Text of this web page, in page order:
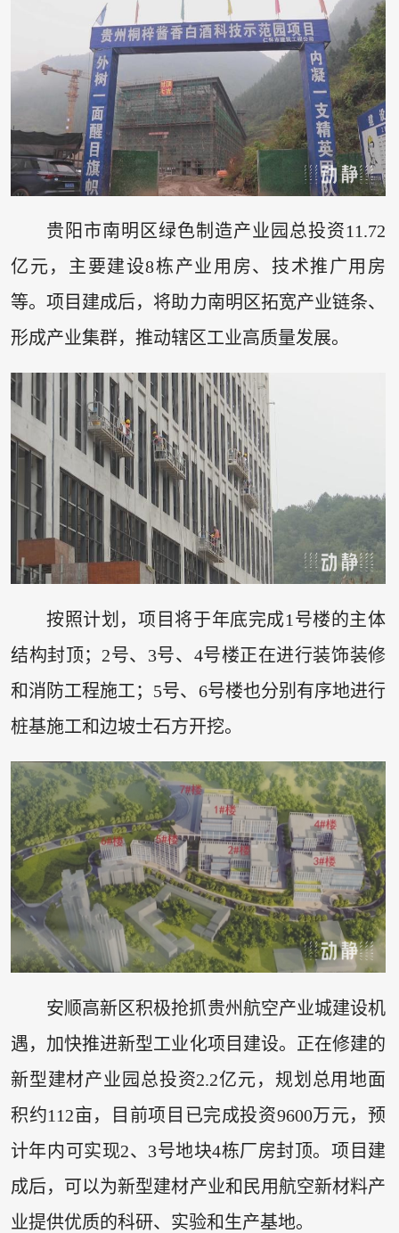
贵阳市南明区绿色制造产业园总投资11.72
亿元，主要建设8栋产业用房、技术推广用房
等。项目建成后，将助力南明区拓宽产业链条、
形成产业集群，推动辖区工业高质量发展。
按照计划，项目将于年底完成1号楼的主体
结构封顶；2号、3号、4号楼正在进行装饰装修
和消防工程施工；5号、6号楼也分别有序地进行
桩基施工和边坡士石方开挖。
安顺高新区积极抢抓贵州航空产业城建设机
遇，加快推进新型工业化项目建设。正在修建的
新型建材产业园总投资2.2亿元，规划总用地面
积约112亩，目前项目已完成投资9600万元，预
计年内可实现2、3号地块4栋厂房封顶。项目建
成后，可以为新型建材产业和民用航空新材料产
业提供优质的科研、实验和生产基地。